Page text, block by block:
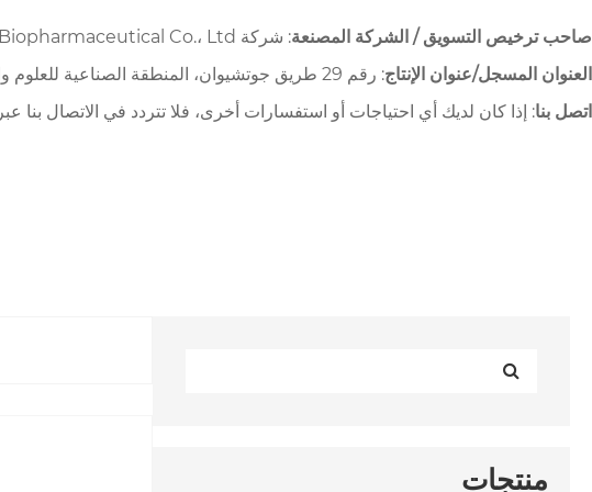
صاحب ترخيص التسويق / الشركة المصنعة: شركة AIM Persistence Biopharmaceutical Co.، Ltd.
العنوان المسجل/عنوان الإنتاج: رقم 29 طريق جوتشيوان، المنطقة الصناعية للعلوم والتكنولوجيا، مقاطعة نينغهاي، مدينة نينغبو، مقاطعة تشجيانغ
اتصل بنا: إذا كان لديك أي احتياجات أو استفسارات أخرى، فلا تتردد في الاتصال بنا عبر International@aimbio.com!
منتجات